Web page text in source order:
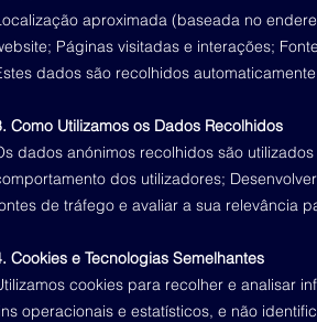
aproximada (baseada no
Páginas visitadas e interações;
dados são recolhidos
Como Utilizamos os Dados Recolhidos
dados anónimos recolhidos são
dos utilizadores;
de tráfego e avaliar a sua relevância
Cookies e Tecnologias Semelhantes
cookies para recolher e analisar
operacionais e estatísticos, e não